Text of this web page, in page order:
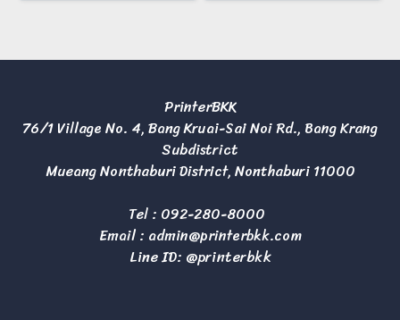
PrinterBKK
76/1 Village No. 4, Bang Kruai-Sai Noi Rd., Bang Krang
Subdistrict
Mueang Nonthaburi District, Nonthaburi 11000
Tel : 092-280-8000
Email : admin@printerbkk.com
Line ID: @printerbkk